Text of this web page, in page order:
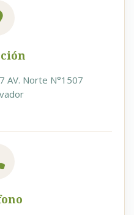
AV. Norte N°1507